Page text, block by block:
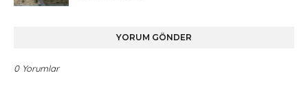
YORUM GÖNDER
0 Yorumlar